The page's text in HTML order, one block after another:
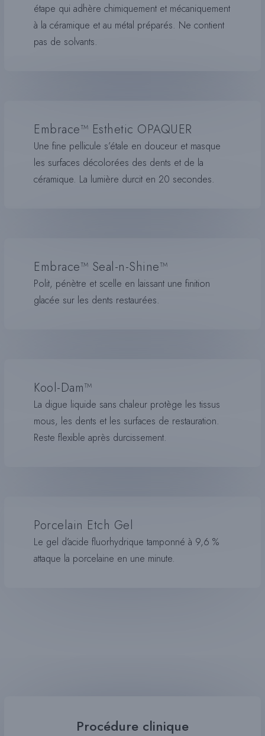
étape qui adhère chimiquement et mécaniquement
à la céramique et au métal préparés. Ne contient
pas de solvants.
Embrace™ Esthetic OPAQUER
Une fine pellicule s’étale en douceur et masque
les surfaces décolorées des dents et de la
céramique. La lumière durcit en 20 secondes.
Embrace™ Seal-n-Shine™
Polit, pénètre et scelle en laissant une finition
glacée sur les dents restaurées.
Kool-Dam™
La digue liquide sans chaleur protège les tissus
mous, les dents et les surfaces de restauration.
Reste flexible après durcissement.
Porcelain Etch Gel
Le gel d’acide fluorhydrique tamponné à 9,6 %
attaque la porcelaine en une minute.
Procédure clinique